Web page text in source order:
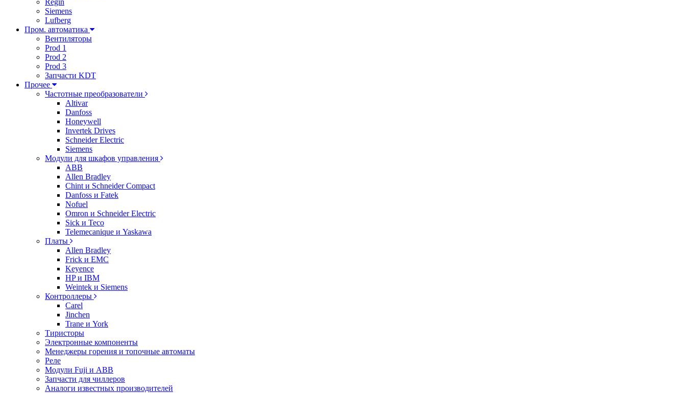
Regin
Siemens
Lufberg
Пром. автоматика
Вентиляторы
Prod 1
Prod 2
Prod 3
Запчасти KDT
Прочее
Частотные преобразователи
Altivar
Danfoss
Honeywell
Invertek Drives
Schneider Electric
Siemens
Модули для шкафов управления
ABB
Allen Bradley
Chint и Schneider Compact
Danfoss и Fatek
Nofuel
Omron и Schneider Electric
Sick и Teco
Telemecanique и Yaskawa
Платы
Allen Bradley
Frick и EMC
Keyence
HP и IBM
Weintek и Siemens
Контроллеры
Carel
Jinchen
Trane и York
Тиристоры
Электронные компоненты
Менеджеры горения и топочные автоматы
Реле
Модули Fuji и ABB
Запчасти для чиллеров
Аналоги известных производителей